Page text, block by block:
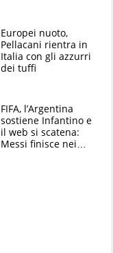
E svela la sorpresa
agli Europei
Europei nuoto,
Pellacani rientra in
Italia con gli azzurri
dei tuffi
FIFA, l’Argentina
sostiene Infantino e
il web si scatena:
Messi finisce nei